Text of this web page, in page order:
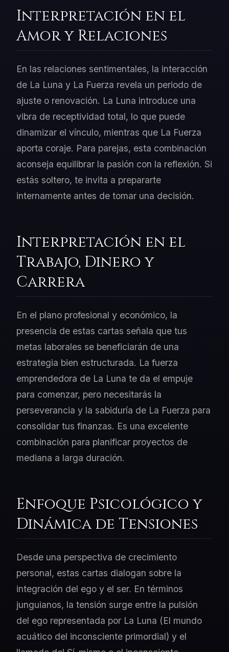
Interpretación en el
Amor y Relaciones
En las relaciones sentimentales, la interacción
de La Luna y La Fuerza revela un periodo de
ajuste o renovación. La Luna introduce una
vibra de receptividad total, lo que puede
dinamizar el vínculo, mientras que La Fuerza
aporta coraje. Para parejas, esta combinación
aconseja equilibrar la pasión con la reflexión. Si
estás soltero, te invita a prepararte
internamente antes de tomar una decisión.
Interpretación en el
Trabajo, Dinero y
Carrera
En el plano profesional y económico, la
presencia de estas cartas señala que tus
metas laborales se beneficiarán de una
estrategia bien estructurada. La fuerza
emprendedora de La Luna te da el empuje
para comenzar, pero necesitarás la
perseverancia y la sabiduría de La Fuerza para
consolidar tus finanzas. Es una excelente
combinación para planificar proyectos de
mediana a larga duración.
Enfoque Psicológico y
Dinámica de Tensiones
Desde una perspectiva de crecimiento
personal, estas cartas dialogan sobre la
integración del ego y el ser. En términos
junguianos, la tensión surge entre la pulsión
del ego representada por La Luna (El mundo
acuático del inconsciente primordial) y el